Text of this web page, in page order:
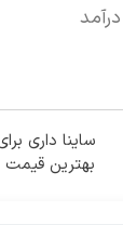
ساینا داری
بهترین